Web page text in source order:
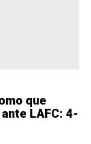
que
LAFC: 4-